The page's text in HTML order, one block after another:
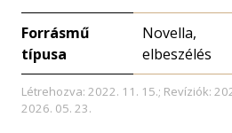
Forrásmű
típusa
Novella,
elbeszélés
Létrehozva: 2022. 11. 15.; Revíziók:
2026. 05. 23.